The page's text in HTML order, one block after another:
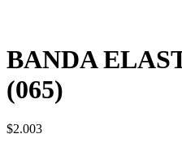
BANDA
(065)
$2.003